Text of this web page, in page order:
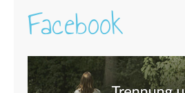
Facebook